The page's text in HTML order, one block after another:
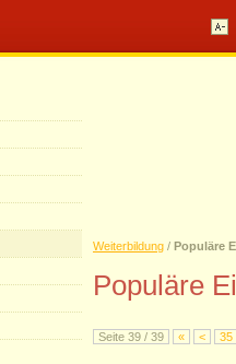
Weiterbildung / Populäre
Populäre
Seite 39 / 39 « < 35